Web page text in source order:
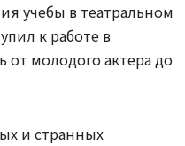
учебы в театральном
к работе в
от молодого актера до
и странных